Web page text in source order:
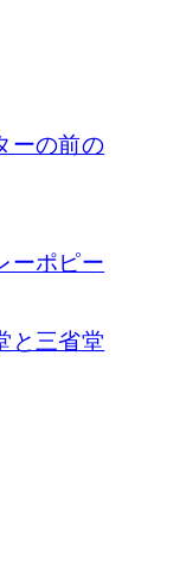
ーの前の
ーポピー
と三省堂